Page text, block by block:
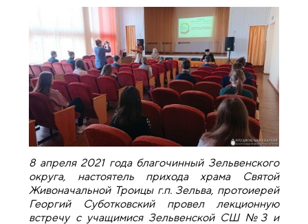
8 апреля 2021 года благочинный Зельвенского
округа, настоятель прихода храма Святой
Живоначальной Троицы г.п. Зельва, протоиерей
Георгий Суботковский провел лекционную
встречу с учащимися Зельвенской СШ №3 и